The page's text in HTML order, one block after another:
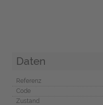
Daten
Referenz
Code
Zustand